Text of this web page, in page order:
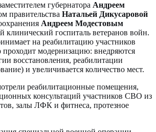
губернатора Андреем
правительства Натальей Дикусаровой
Андреем Модестовым
клинический госпиталь ветеранов войн.
на реабилитацию участников
модернизацию: внедряются
восстановления, реабилитации
и увеличивается количество мест.
реабилитационные помещения,
консультаций участников СВО из
залы ЛФК и фитнеса, протезное